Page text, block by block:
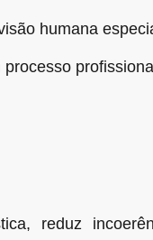
humana
reduz